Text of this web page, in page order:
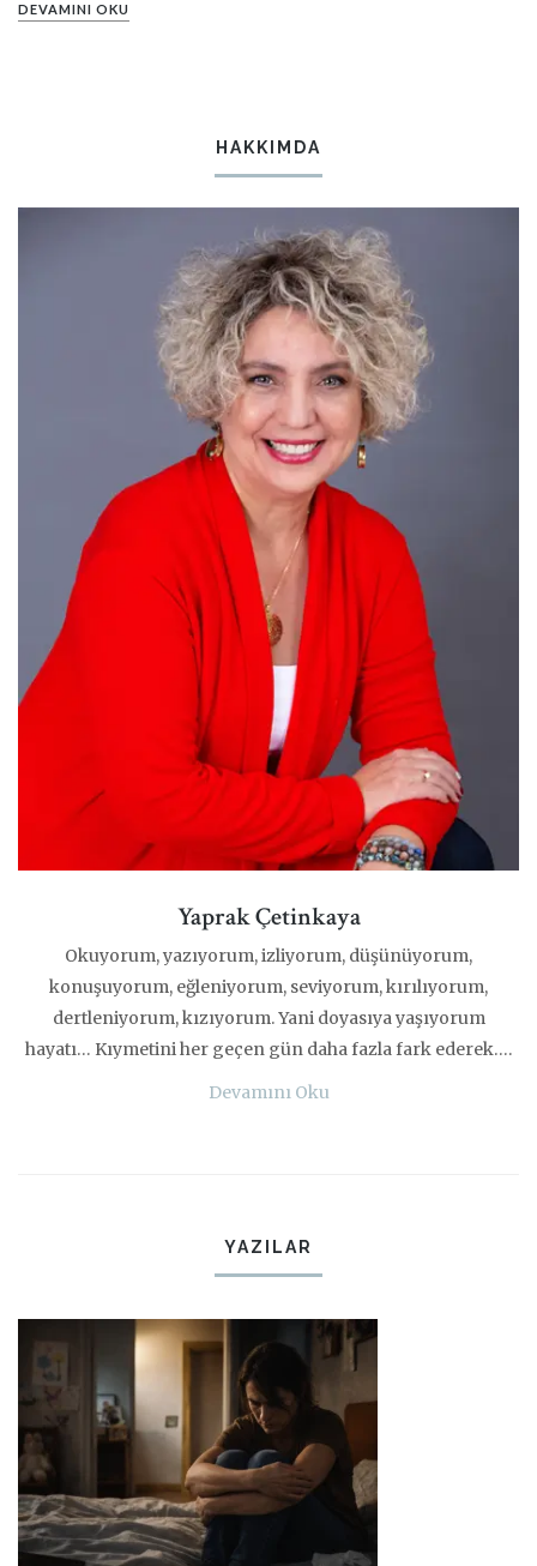
DEVAMINI OKU
HAKKIMDA
Yaprak Çetinkaya
Okuyorum, yazıyorum, izliyorum, düşünüyorum,
konuşuyorum, eğleniyorum, seviyorum, kırılıyorum,
dertleniyorum, kızıyorum. Yani doyasıya yaşıyorum
hayatı… Kıymetini her geçen gün daha fazla fark ederek….
Devamını Oku
YAZILAR